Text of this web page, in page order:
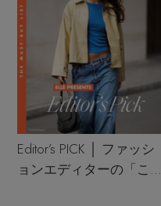
Editor’s PICK │ ファッシ
ョンエディターの「これ